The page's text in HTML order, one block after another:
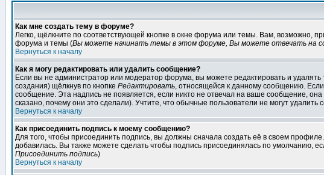
Как мне создать тему в форуме?
Легко, щёлкните по соответствующей кнопке в окне форума или темы. Вам, возможно,
форума и темы (Вы можете начинать темы в этом форуме, Вы можете отвечать на
Вернуться к началу
Как я могу редактировать или удалить сообщение?
Если вы не администратор или модератор форума, вы можете редактировать и
создания) щёлкнув по кнопке Редактировать, относящейся к данному сообщению.
сообщение. Эта надпись не появляется, если никто не отвечал на ваше сообщение,
сказано, почему они это сделали). Учтите, что обычные пользователи не могут удалить
Вернуться к началу
Как присоединить подпись к моему сообщению?
Для того, чтобы присоединить подпись, вы должны сначала создать её в своем
добавилась. Вы также можете сделать чтобы подпись присоединялась по умолчанию,
Присоединить подпись)
Вернуться к началу